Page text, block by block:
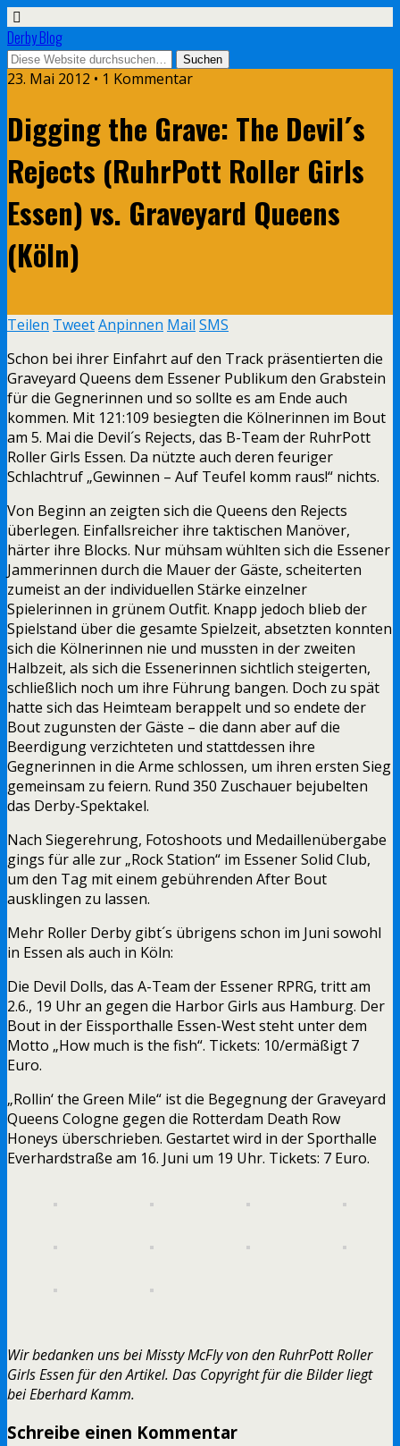
Derby Blog
23. Mai 2012 • 1 Kommentar
Digging the Grave: The Devil´s
Rejects (RuhrPott Roller Girls
Essen) vs. Graveyard Queens
(Köln)
Teilen TweetAnpinnen Mail SMS
Schon bei ihrer Einfahrt auf den Track präsentierten die
Graveyard Queens dem Essener Publikum den Grabstein
für die Gegnerinnen und so sollte es am Ende auch
kommen. Mit 121:109 besiegten die Kölnerinnen im Bout
am 5. Mai die Devil´s Rejects, das B-Team der RuhrPott
Roller Girls Essen. Da nützte auch deren feuriger
Schlachtruf „Gewinnen – Auf Teufel komm raus!“ nichts.
Von Beginn an zeigten sich die Queens den Rejects
überlegen. Einfallsreicher ihre taktischen Manöver,
härter ihre Blocks. Nur mühsam wühlten sich die Essener
Jammerinnen durch die Mauer der Gäste, scheiterten
zumeist an der individuellen Stärke einzelner
Spielerinnen in grünem Outfit. Knapp jedoch blieb der
Spielstand über die gesamte Spielzeit, absetzten konnten
sich die Kölnerinnen nie und mussten in der zweiten
Halbzeit, als sich die Essenerinnen sichtlich steigerten,
schließlich noch um ihre Führung bangen. Doch zu spät
hatte sich das Heimteam berappelt und so endete der
Bout zugunsten der Gäste – die dann aber auf die
Beerdigung verzichteten und stattdessen ihre
Gegnerinnen in die Arme schlossen, um ihren ersten Sieg
gemeinsam zu feiern. Rund 350 Zuschauer bejubelten
das Derby-Spektakel.
Nach Siegerehrung, Fotoshoots und Medaillenübergabe
gings für alle zur „Rock Station“ im Essener Solid Club,
um den Tag mit einem gebührenden After Bout
ausklingen zu lassen.
Mehr Roller Derby gibt´s übrigens schon im Juni sowohl
in Essen als auch in Köln:
Die Devil Dolls, das A-Team der Essener RPRG, tritt am
2.6., 19 Uhr an gegen die Harbor Girls aus Hamburg. Der
Bout in der Eissporthalle Essen-West steht unter dem
Motto „How much is the fish“. Tickets: 10/ermäßigt 7
Euro.
„Rollin‘ the Green Mile“ ist die Begegnung der Graveyard
Queens Cologne gegen die Rotterdam Death Row
Honeys überschrieben. Gestartet wird in der Sporthalle
Everhardstraße am 16. Juni um 19 Uhr. Tickets: 7 Euro.
Wir bedanken uns bei Missty McFly von den RuhrPott Roller
Girls Essen für den Artikel. Das Copyright für die Bilder liegt
bei Eberhard Kamm.
Schreibe einen Kommentar